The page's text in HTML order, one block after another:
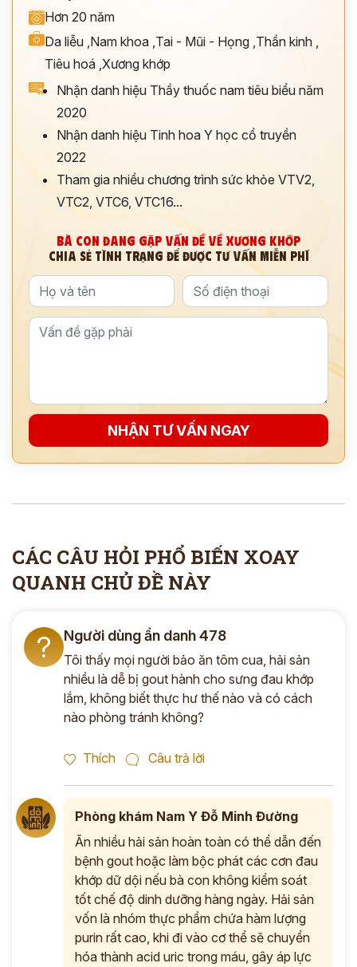
Hơn 20 năm
Da liễu ,Nam khoa ,Tai - Mũi - Họng ,Thần kinh ,
Tiêu hoá ,Xương khớp
Nhận danh hiệu Thầy thuốc nam tiêu biểu năm
2020
Nhận danh hiệu Tinh hoa Y học cổ truyền
2022
Tham gia nhiều chương trình sức khỏe VTV2,
VTC2, VTC6, VTC16...
BÀ CON ĐANG GẶP VẤN ĐỀ VỀ XƯƠNG KHỚP
CHIA SẺ TÌNH TRẠNG ĐỂ ĐƯỢC TƯ VẤN MIỄN PHÍ
NHẬN TƯ VẤN NGAY
CÁC CÂU HỎI PHỔ BIẾN XOAY
QUANH CHỦ ĐỀ NÀY
? Người dùng ẩn danh 478
Tôi thấy mọi người bảo ăn tôm cua, hải sản
nhiều là dễ bị gout hành cho sưng đau khớp
lắm, không biết thực hư thế nào và có cách
nào phòng tránh không?
Thích Câu trả lời
Phòng khám Nam Y Đỗ Minh Đường
Ăn nhiều hải sản hoàn toàn có thể dẫn đến
bệnh gout hoặc làm bộc phát các cơn đau
khớp dữ dội nếu bà con không kiểm soát
tốt chế độ dinh dưỡng hàng ngày. Hải sản
vốn là nhóm thực phẩm chứa hàm lượng
purin rất cao, khi đi vào cơ thể sẽ chuyển
hóa thành acid uric trong máu, gây áp lực
Thông tin của bạn được bảo mật và chỉ sử dụng cho mục đích tư vấn.